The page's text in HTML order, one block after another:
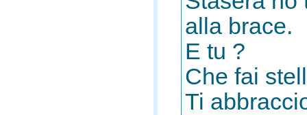
alla brace.
E tu ?
Che fai
Ti